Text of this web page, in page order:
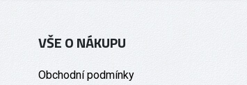
VŠE O NÁKUPU
Obchodní podmínky